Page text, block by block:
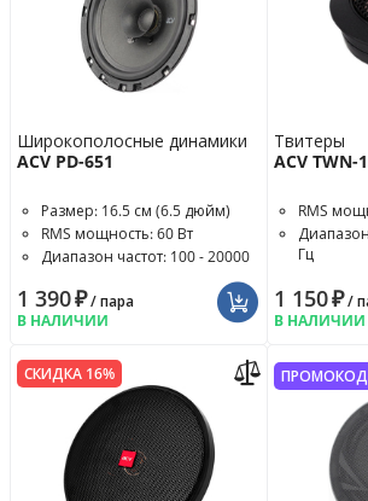
Широкополосные динамики
ACV PD-651
Размер: 16.5 см (6.5 дюйм)
RMS мощность: 60 Вт
Диапазон частот: 100 - 20000
1 390₽/ пара
В НАЛИЧИИ
Твитеры
ACV TWN-
RMS
Гц
1 150₽/
В НАЛИЧИИ
СКИДКА 16% ПРОМОКОД